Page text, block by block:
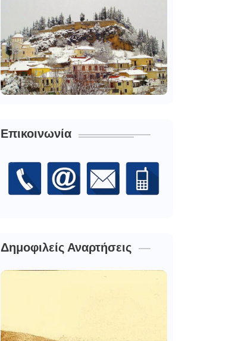
Επικοινωνία
Δημοφιλείς Αναρτήσεις